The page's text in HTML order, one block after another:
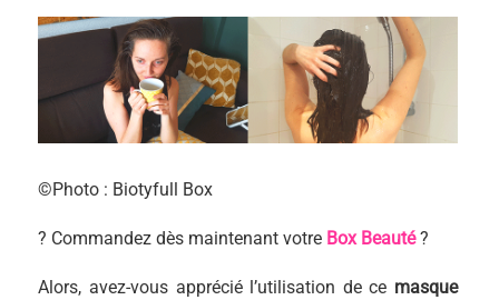
©Photo : Biotyfull Box
? Commandez dès maintenant votre Box Beauté?
Alors, avez-vous apprécié l’utilisation de ce masque